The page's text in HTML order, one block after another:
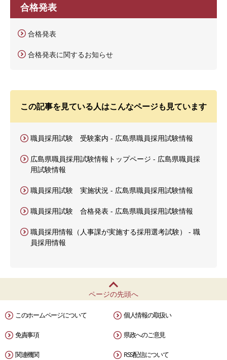
合格発表
合格発表
合格発表に関するお知らせ
この記事を見ている人はこんなページも見ています
職員採用試験 受験案内 - 広島県職員採用試験情報
広島県職員採用試験情報トップページ - 広島県職員採
用試験情報
職員採用試験 実施状況 - 広島県職員採用試験情報
職員採用試験 合格発表 - 広島県職員採用試験情報
職員採用情報（人事課が実施する採用選考試験） - 職
員採用情報
ページの先頭へ
このホームページについて 個人情報の取扱い
免責事項 県政へのご意見
関連機関 RSS配信について